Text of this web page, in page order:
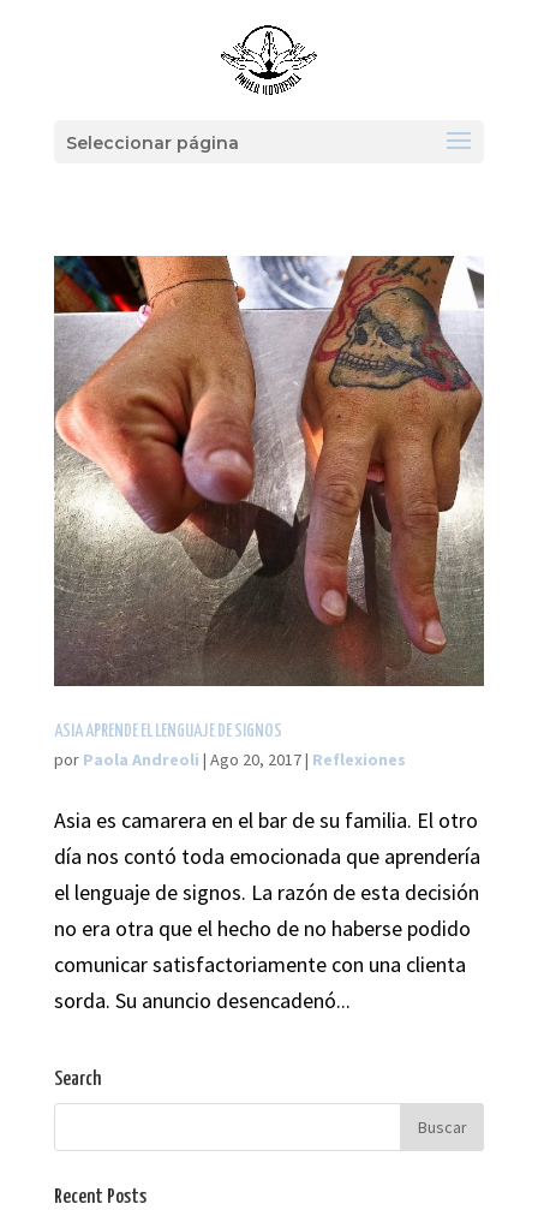
Seleccionar página
ASIA APRENDE EL LENGUAJE DE SIGNOS
por Paola Andreoli | Ago 20, 2017| Reflexiones
Asia es camarera en el bar de su familia. El otro
día nos contó toda emocionada que aprendería
el lenguaje de signos. La razón de esta decisión
no era otra que el hecho de no haberse podido
comunicar satisfactoriamente con una clienta
sorda. Su anuncio desencadenó...
Search
Recent Posts